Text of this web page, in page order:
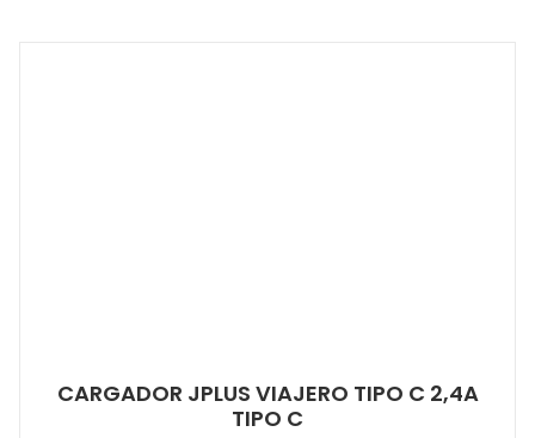
CARGADOR JPLUS VIAJERO TIPO C 2,4A
TIPO C